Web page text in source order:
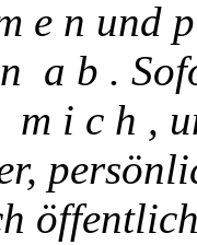
e n und
a b .
m i c h ,